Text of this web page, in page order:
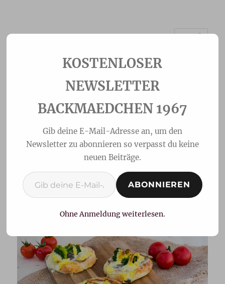
Mini-Pizza aus Quark-Öl-
NEWSLETTER
BACKMAEDCHEN 1967
Gib deine E-Mail-Adresse an, um den
Newsletter zu abonnieren so verpasst du keine
neuen Beiträge.
Gib deine E-Mail-Adresse ein ...
ABONNIEREN
Ohne Anmeldung weiterlesen.